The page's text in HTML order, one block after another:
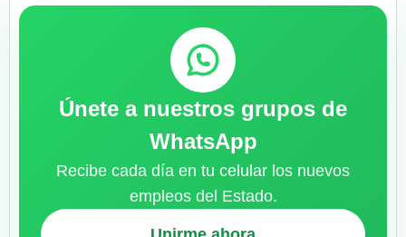
Únete a nuestros grupos de
WhatsApp
Recibe cada día en tu celular los nuevos
empleos del Estado.